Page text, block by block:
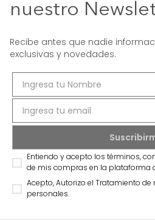
nuestro
Recibe antes que nadie
exclusivas y novedades.
Entiendo y acepto los términos,
de mis compras en la plataforma
Acepto, Autorizo el Tratamiento de
personales.